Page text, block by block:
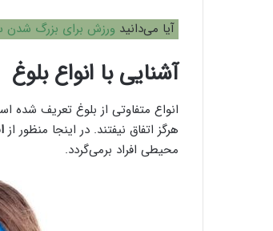
آیا می‌دانید ورزش برای بزرگ شدن
آشنایی با انواع بلوغ
انواع متفاوتی از بلوغ تعریف شده
هرگز اتفاق نیفتند. در اینجا منظور از
محیطی افراد برمی‌گردد.